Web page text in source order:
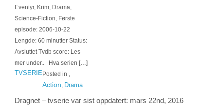
Eventyr, Krim, Drama,
Science-Fiction, Første
episode: 2006-10-22
Lengde: 60 minutter Status:
Avsluttet Tvdb score: Les
mer under.. Hva serien […]
Posted in
TVSERIE
Action Drama
Dragnet – tvserie var sist oppdatert: mars 22nd, 2016